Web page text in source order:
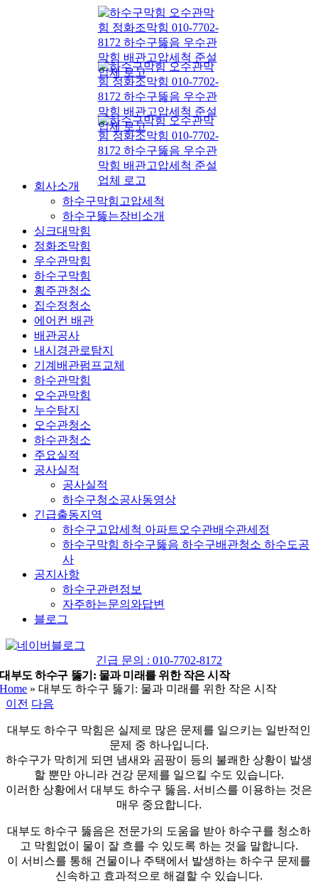
회사소개
하수구막힘고압세척
하수구뚫는장비소개
싱크대막힘
정화조막힘
우수관막힘
하수구막힘
횡주관청소
집수정청소
에어컨 배관
배관공사
내시경관로탐지
기계배관펌프교체
하수관막힘
오수관막힘
누수탐지
오수관청소
하수관청소
주요실적
공사실적
공사실적
하수구청소공사동영상
긴급출동지역
하수구고압세척 아파트오수관배수관세정
하수구막힘 하수구뚫음 하수구배관청소 하수도공
사
공지사항
하수구관련정보
자주하는문의와답변
블로그
네
버
블
로
긴급 문의 : 010-7702-8172
대부도 하수구 뚫기: 물과 미래를 위한 작은 시작
Home »대부도 하수구 뚫기: 물과 미래를 위한 작은 시작
이전 다음
대부도 하수구 막힘은 실제로 많은 문제를 일으키는 일반적인
문제 중 하나입니다.
하수구가 막히게 되면 냄새와 곰팡이 등의 불쾌한 상황이 발생
할 뿐만 아니라 건강 문제를 일으킬 수도 있습니다.
이러한 상황에서 대부도 하수구 뚫음. 서비스를 이용하는 것은
매우 중요합니다.
대부도 하수구 뚫음은 전문가의 도움을 받아 하수구를 청소하
고 막힘없이 물이 잘 흐를 수 있도록 하는 것을 말합니다.
이 서비스를 통해 건물이나 주택에서 발생하는 하수구 문제를
신속하고 효과적으로 해결할 수 있습니다.